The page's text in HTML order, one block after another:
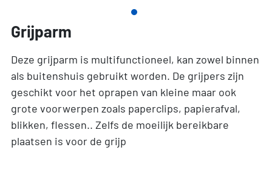
Grijparm
Deze grijparm is multifunctioneel, kan zowel binnen
als buitenshuis gebruikt worden. De grijpers zijn
geschikt voor het oprapen van kleine maar ook
grote voorwerpen zoals paperclips, papierafval,
blikken, flessen.. Zelfs de moeilijk bereikbare
plaatsen is voor de grijp